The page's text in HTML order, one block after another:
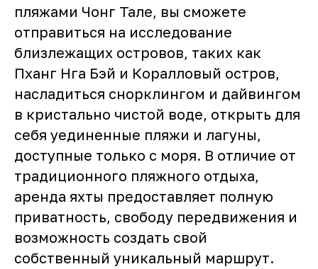
пляжами Чонг Тале, вы сможете
отправиться на исследование
близлежащих островов, таких как
Пханг Нга Бэй и Коралловый остров,
насладиться снорклингом и дайвингом
в кристально чистой воде, открыть для
себя уединенные пляжи и лагуны,
доступные только с моря. В отличие от
традиционного пляжного отдыха,
аренда яхты предоставляет полную
приватность, свободу передвижения и
возможность создать свой
собственный уникальный маршрут.